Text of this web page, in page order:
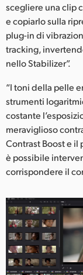
scegliere una clip
e copiarlo sulla
plug-in di
tracking,
nello Stabilizer”.
“I toni della pelle
strumenti
costante
meraviglioso
Contrast Boost e il
è possibile
corrispondere il